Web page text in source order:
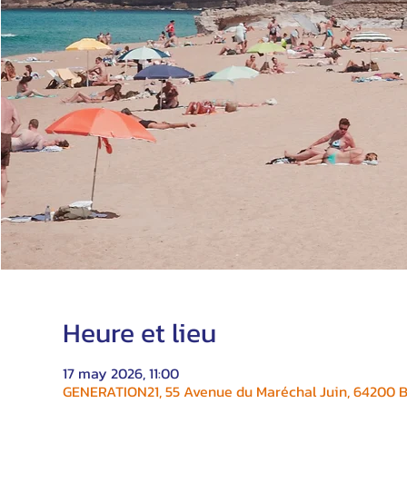
Heure et lieu
17 may 2026, 11:00
GENERATION21, 55 Avenue du Maréchal Juin, 64200